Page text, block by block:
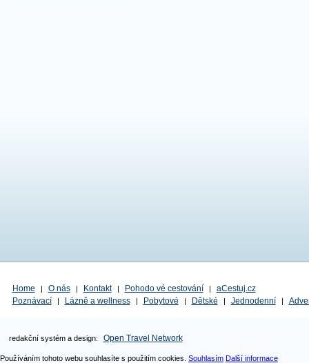
Home | O nás | Kontakt | Pohodo vé cestování |
aCestuj.cz
Poznávací
| Lázně a wellness | Pobytové | Dětské | Jednodenní |
redakční systém a design: Open Travel Network
Používáním tohoto webu souhlasíte s použitím cookies. Souhlasím Další informace